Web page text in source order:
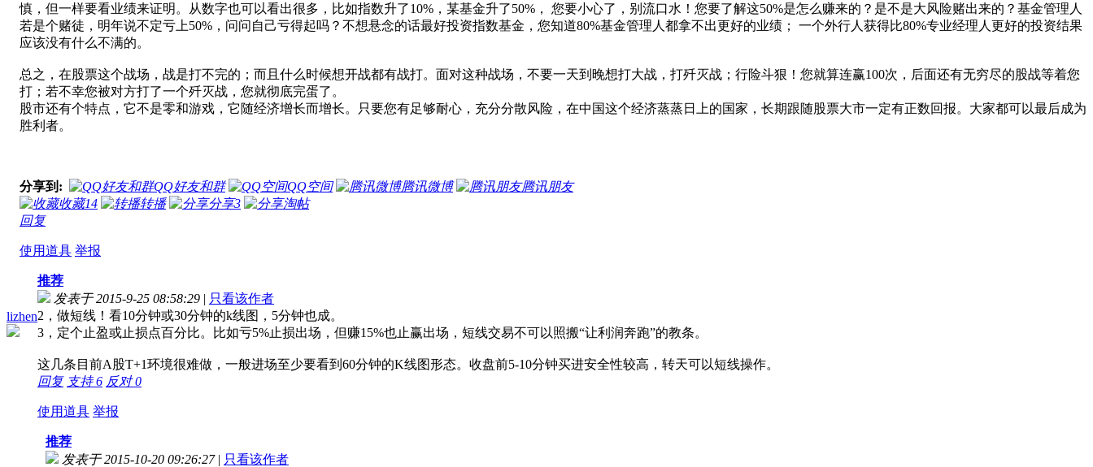
慎，但一样要看业绩来证明。从数字也可以看出很多，比如指数升了10%，某基金升了50%， 您要小心了，别流口水！您要了解这50%是怎么赚来的？是不是大风险赌出来的？基金管理人
若是个赌徒，明年说不定亏上50%，问问自己亏得起吗？不想悬念的话最好投资指数基金，您知道80%基金管理人都拿不出更好的业绩； 一个外行人获得比80%专业经理人更好的投资结果
应该没有什么不满的。
总之，在股票这个战场，战是打不完的；而且什么时候想开战都有战打。面对这种战场，不要一天到晚想打大战，打歼灭战；行险斗狠！您就算连赢100次，后面还有无穷尽的股战等着您
打；若不幸您被对方打了一个歼灭战，您就彻底完蛋了。
股市还有个特点，它不是零和游戏，它随经济增长而增长。只要您有足够耐心，充分分散风险，在中国这个经济蒸蒸日上的国家，长期跟随股票大市一定有正数回报。大家都可以最后成为
胜利者。
分享到: QQ好友和群 QQ空间 腾讯微博
腾讯朋友
收藏14 转播 分享3
淘帖
回复
使用道具 举报
lizhen
推荐
发表于 2015-9-25 08:58:29 | 只看该作者
2，做短线！看10分钟或30分钟的k线图，5分钟也成。
3，定个止盈或止损点百分比。比如亏5%止损出场，但赚15%也止赢出场，短线交易不可以照搬“让利润奔跑”的教条。
这几条目前A股T+1环境很难做，一般进场至少要看到60分钟的K线图形态。收盘前5-10分钟买进安全性较高，转天可以短线操作。
回复 支持6 反对0
使用道具 举报
推荐
发表于 2015-10-20 09:26:27 | 只看该作者